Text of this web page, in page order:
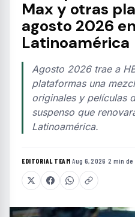
Max y otras
agosto 2026 en
Latinoamérica
Agosto 2026 trae a
plataformas una
originales y películas
suspenso que
Latinoamérica.
EDITORIAL TEAM·Aug 6, 2026 ·2 min de